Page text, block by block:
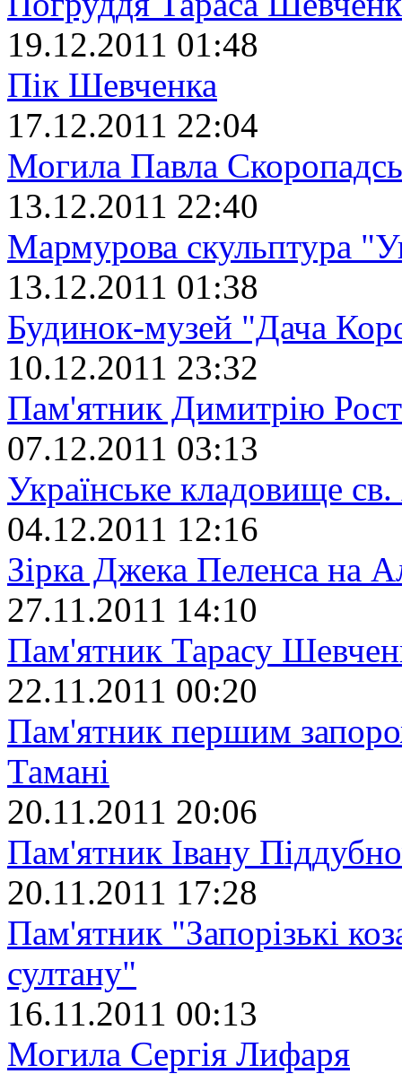
19.12.2011 01:48
Пік Шевченка
17.12.2011 22:04
Могила Павла
13.12.2011 22:40
Мармурова скульптура
13.12.2011 01:38
Будинок-музей "Дача
10.12.2011 23:32
Пам'ятник Димитрію
07.12.2011 03:13
Українське кладовище
04.12.2011 12:16
Зірка Джека Пеленса на
27.11.2011 14:10
Пам'ятник Тарасу
22.11.2011 00:20
Пам'ятник першим
Тамані
20.11.2011 20:06
Пам'ятник Івану
20.11.2011 17:28
Пам'ятник "Запорізькі
султану"
16.11.2011 00:13
Могила Сергія Лифаря